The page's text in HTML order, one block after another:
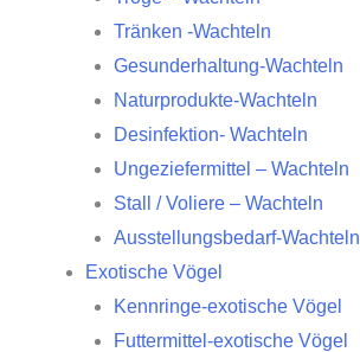
Tränken -Wachteln
Gesunderhaltung-Wachteln
Naturprodukte-Wachteln
Desinfektion- Wachteln
Ungeziefermittel – Wachteln
Stall / Voliere – Wachteln
Ausstellungsbedarf-Wachteln
Exotische Vögel
Kennringe-exotische Vögel
Futtermittel-exotische Vögel